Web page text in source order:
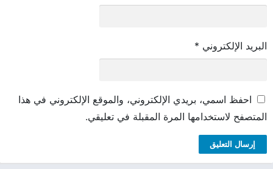
البريد الإلكتروني *
احفظ اسمي، بريدي الإلكتروني، والموقع الإلكتروني في هذا
المتصفح لاستخدامها المرة المقبلة في تعليقي.